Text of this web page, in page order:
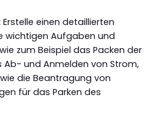
Erstelle einen detaillierten
wichtigen Aufgaben und
zum Beispiel das Packen der
Ab- und Anmelden von Strom,
die Beantragung von
für das Parken des